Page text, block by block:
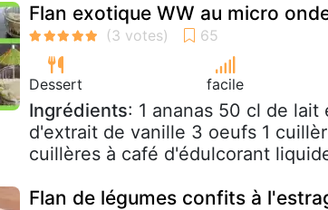
Flan exotique WW au micro
Dessert facile
Ingrédients: 1 ananas 50 cl de lait
d'extrait de vanille 3 oeufs 1
cuillères à café d'édulcorant
Flan de légumes confits à